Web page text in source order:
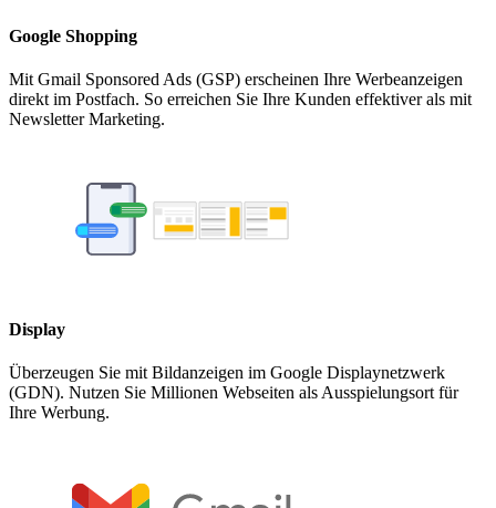
Google Shopping
Mit Gmail Sponsored Ads (GSP) erscheinen Ihre Werbeanzeigen
direkt im Postfach. So erreichen Sie Ihre Kunden effektiver als mit
Newsletter Marketing.
Display
Überzeugen Sie mit Bildanzeigen im Google Displaynetzwerk
(GDN). Nutzen Sie Millionen Webseiten als Ausspielungsort für
Ihre Werbung.